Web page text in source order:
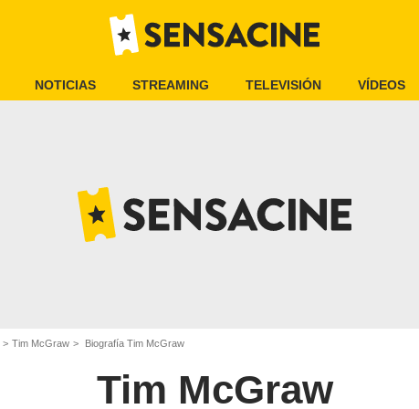
NOTICIAS STREAMING TELEVISIÓN VÍDEOS
Tim McGraw Biografía Tim McGraw
Tim McGraw